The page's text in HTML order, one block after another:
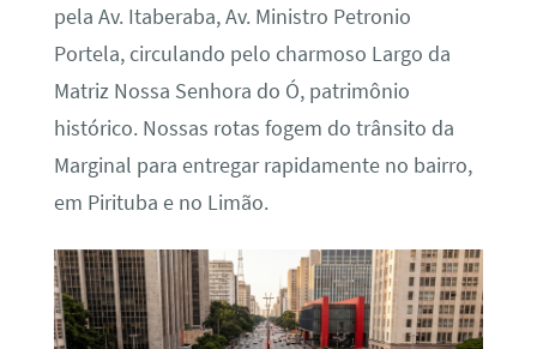
pela Av. Itaberaba, Av. Ministro Petronio
Portela, circulando pelo charmoso Largo da
Matriz Nossa Senhora do Ó, patrimônio
histórico. Nossas rotas fogem do trânsito da
Marginal para entregar rapidamente no bairro,
em Pirituba e no Limão.